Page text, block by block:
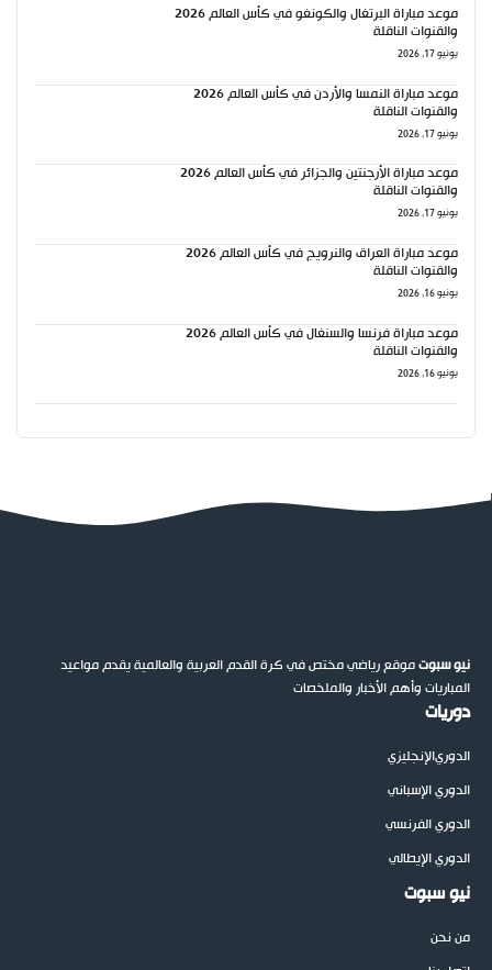
موعد مباراة البرتغال والكونغو في كأس العالم 2026
والقنوات الناقلة
يونيو 17, 2026
موعد مباراة النمسا والأردن في كأس العالم 2026
والقنوات الناقلة
يونيو 17, 2026
موعد مباراة الأرجنتين والجزائر في كأس العالم 2026
والقنوات الناقلة
يونيو 17, 2026
موعد مباراة العراق والنرويج في كأس العالم 2026
والقنوات الناقلة
يونيو 16, 2026
موعد مباراة فرنسا والسنغال في كأس العالم 2026
والقنوات الناقلة
يونيو 16, 2026
نيو سبوتموقع رياضي مختص في كرة القدم العربية والعالمية يقدم مواعيد
المباريات وأهم الأخبار والملخصات
دوريات
الدوريالإنجليزي
الدوري الإسباني
الدوري الفرنسي
الدوري الإيطالي
نيو سبوت
من نحن